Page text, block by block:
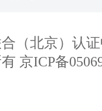
合（北京）认
京ICP备